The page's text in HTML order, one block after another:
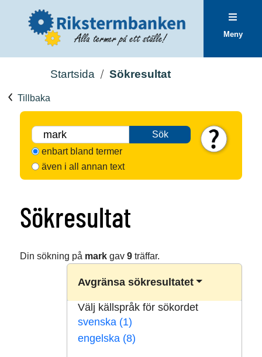
Meny
Startsida Sökresultat
Tillbaka
Sök
enbart bland termer
även i all annan text
Sökresultat
Din sökning på markgav 9träffar.
Avgränsa sökresultatet
Välj källspråk för sökordet
svenska (1)
engelska (8)